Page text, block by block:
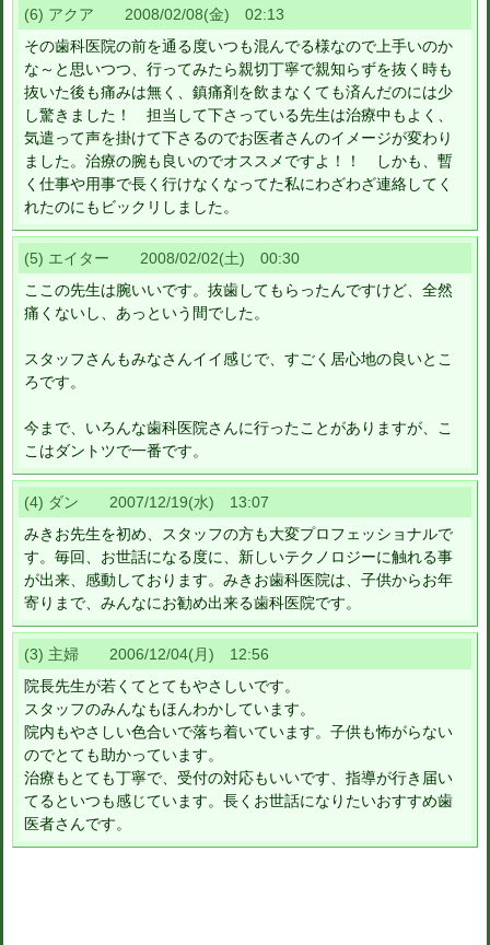
(6) アクア 2008/02/08(金) 02:13
その歯科医院の前を通る度いつも混んでる様なので上手いのか
な～と思いつつ、行ってみたら親切丁寧で親知らずを抜く時も
抜いた後も痛みは無く、鎮痛剤を飲まなくても済んだのには少
し驚きました！ 担当して下さっている先生は治療中もよく、
気遣って声を掛けて下さるのでお医者さんのイメージが変わり
ました。治療の腕も良いのでオススメですよ！！ しかも、暫
く仕事や用事で長く行けなくなってた私にわざわざ連絡してく
れたのにもビックリしました。
(5) エイター 2008/02/02(土) 00:30
ここの先生は腕いいです。抜歯してもらったんですけど、全然
痛くないし、あっという間でした。
スタッフさんもみなさんイイ感じで、すごく居心地の良いとこ
ろです。
今まで、いろんな歯科医院さんに行ったことがありますが、こ
こはダントツで一番です。
(4) ダン 2007/12/19(水) 13:07
みきお先生を初め、スタッフの方も大変プロフェッショナルで
す。毎回、お世話になる度に、新しいテクノロジーに触れる事
が出来、感動しております。みきお歯科医院は、子供からお年
寄りまで、みんなにお勧め出来る歯科医院です。
(3) 主婦 2006/12/04(月) 12:56
院長先生が若くてとてもやさしいです。
スタッフのみんなもほんわかしています。
院内もやさしい色合いで落ち着いています。子供も怖がらない
のでとても助かっています。
治療もとても丁寧で、受付の対応もいいです、指導が行き届い
てるといつも感じています。長くお世話になりたいおすすめ歯
医者さんです。